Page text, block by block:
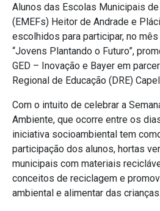
Alunos das Escolas Municipais
(EMEFs) Heitor de Andrade e
escolhidos para participar, no
“Jovens Plantando o Futuro”,
GED – Inovação e Bayer em
Regional de Educação (DRE)
Com o intuito de celebrar a
Ambiente, que ocorre entre os
iniciativa socioambiental tem
participação dos alunos, hortas
municipais com materiais
conceitos de reciclagem e
ambiental e alimentar das crianças.